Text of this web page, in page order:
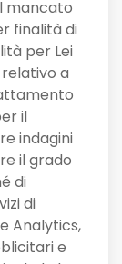
mancato
finalità di
per Lei
a
il
indagini
il grado
di
di
Analytics,
e